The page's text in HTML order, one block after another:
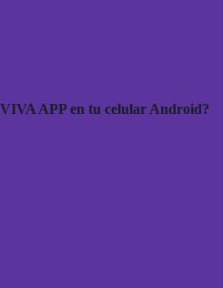
APP en tu celular Android?